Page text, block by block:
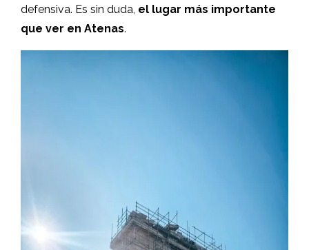
defensiva. Es sin duda, el lugar más importante
que ver en Atenas.